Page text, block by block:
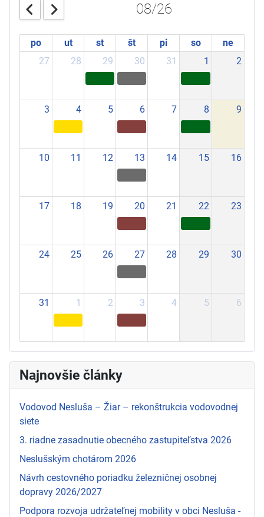
08/26
po ut st št pi so
ne
27
28 29 30 31 1 2
3 4 5 6 7 8 9
10 11 12 13 14 15 16
17 18 19 20 21 22 23
24 25 26 27 28 29 30
31 1 2 3 4 5 6
Najnovšie články
Vodovod Nesluša – Žiar – rekonštrukcia vodovodnej
siete
3. riadne zasadnutie obecného zastupiteľstva 2026
Neslušským chotárom 2026
Návrh cestovného poriadku železničnej osobnej
dopravy 2026/2027
Podpora rozvoja udržateľnej mobility v obci Nesluša -